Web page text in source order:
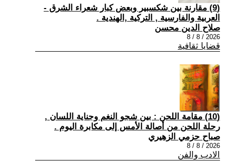
(9) مقارنة بين شكسبير وبعض كبار شعراء الشرق -
العربية والفارسية , التركية ,الهندية .
صلاح الدين محسن
2026 / 8 / 8
قضايا ثقافية
(10) مقامة اللحن : بين شجو النغم وجناية اللسان ,
رحلة اللحن من أصالة الأمس إلى مكابرة اليوم .
صباح حزمي الزهيري
2026 / 8 / 8
الادب والفن